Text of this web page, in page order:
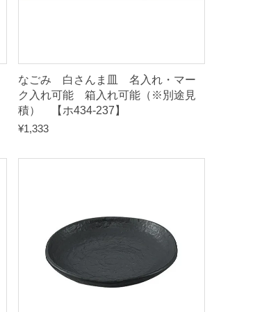
なごみ 白さんま皿 名入れ・マー
ク入れ可能 箱入れ可能（※別途見
積） 【ホ434-237】
¥1,333